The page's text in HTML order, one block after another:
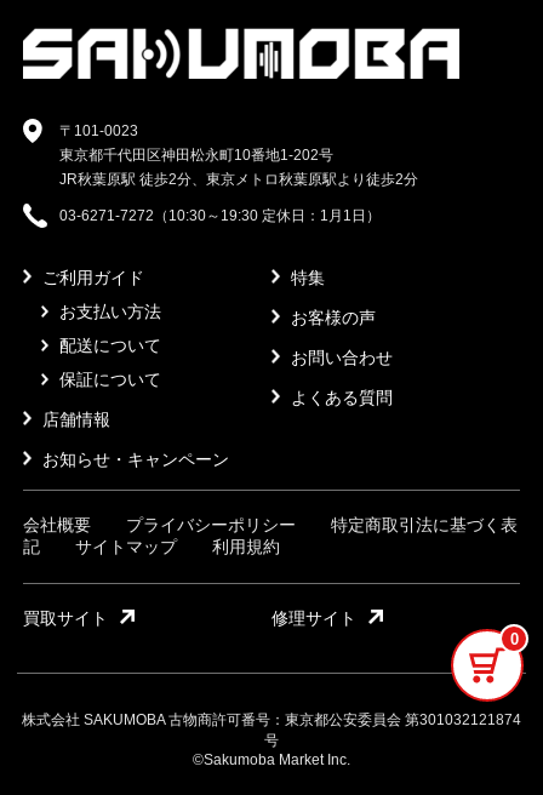
0
〒101-0023
東京都千代田区神田松永町10番地1-202号
JR秋葉原駅 徒歩2分、東京メトロ秋葉原駅より徒歩2分
03-6271-7272（10:30～19:30 定休日：1月1日）
ご利用ガイド
お支払い方法
配送について
保証について
店舗情報
お知らせ・キャンペーン
特集
お客様の声
お問い合わせ
よくある質問
会社概要 プライバシーポリシー
特定商取引法に基づく表
記
サイトマップ 利用規約
買取サイト 修理サイト
株式会社 SAKUMOBA 古物商許可番号：東京都公安委員会 第301032121874
号
©Sakumoba Market Inc.